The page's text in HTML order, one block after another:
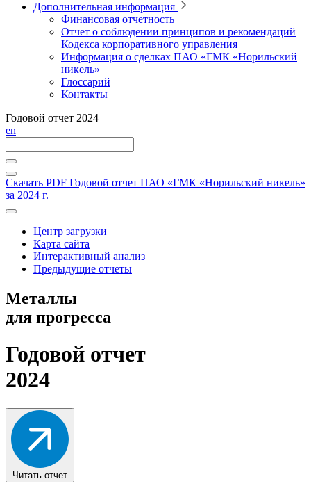
Дополнительная информация
Финансовая отчетность
Отчет о соблюдении принципов и рекомендаций
Кодекса корпоративного управления
Информация о сделках ПАО «ГМК «Норильский
никель»
Глоссарий
Контакты
Годовой отчет 2024
en
Скачать PDF Годовой отчет ПАО «ГМК «Норильский никель»
за 2024 г.
Центр загрузки
Карта сайта
Интерактивный анализ
Предыдущие отчеты
Металлы
для прогресса
Годовой отчет
2024
Читать отчет